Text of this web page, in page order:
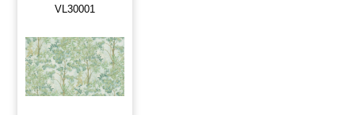
VL30001